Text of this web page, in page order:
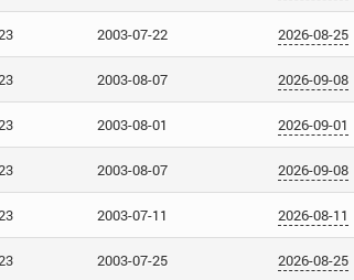
2003-07-22 2026-08-25
2003-08-07 2026-09-08
2003-08-01 2026-09-01
2003-08-07 2026-09-08
2003-07-11 2026-08-11
2003-07-25 2026-08-25